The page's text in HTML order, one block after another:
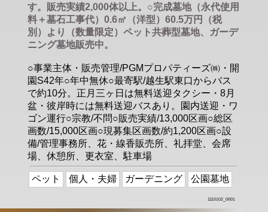
す。販売実績2,000体以上。○完成墓地（永代使用
料＋墓石工事代）0.6㎡（洋型）60.5万円（税
別）より（数量限定）ペット共葬型墓地、ガーデ
ニング墓地販売中。
○事業主体・販売管理/PGMプロパティーズ㈱・開
園S42年○年中無休○最寄駅/越生駅東口からバス
で約10分。正月三ヶ日は無料送迎タクシー・8月
盆・彼岸時には無料送迎バスあり。園内送迎・ワ
ゴン運行○宗教/不問○販売実績/13,000区画○総区
画数/15,000区画○現募集区画数/約1,200区画○設
備/管理事務所、花・線香販売所、礼拝堂、会席
場、休憩所、更衣室、駐車場
ペット 個人・夫婦 ガーデニング 公園墓地
1110102_0001